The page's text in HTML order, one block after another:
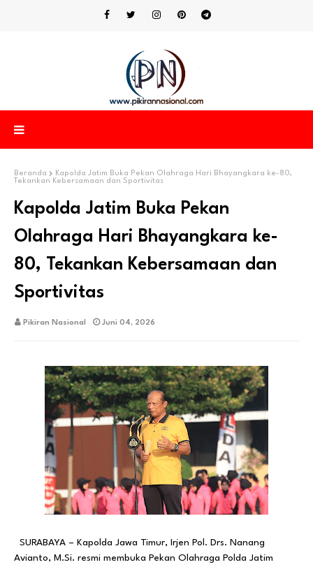
Beranda
Kapolda Jatim Buka Pekan Olahraga Hari Bhayangkara ke-80,
Tekankan Kebersamaan dan Sportivitas
Kapolda Jatim Buka Pekan
Olahraga Hari Bhayangkara ke-
80, Tekankan Kebersamaan dan
Sportivitas
Pikiran Nasional Juni 04, 2026
SURABAYA – Kapolda Jawa Timur, Irjen Pol. Drs. Nanang
Avianto, M.Si. resmi membuka Pekan Olahraga Polda Jatim